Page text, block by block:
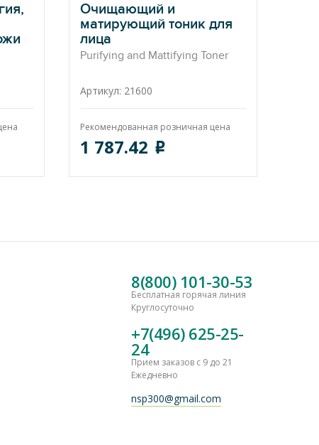
Очищающий и
матирующий тоник для
лица
Purifying and Mattifying Toner
Артикул: 21600
Рекомендованная розничная цена
1 787.42 o
8(800) 101-30-53
Бесплатная горячая линия
Круглосуточно
+7(496) 625-25-
24
Прием заказов с 9 до 21
Ежедневно
nsp300@gmail.com